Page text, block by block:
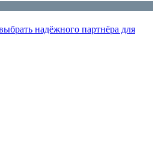
надёжного партнёра для